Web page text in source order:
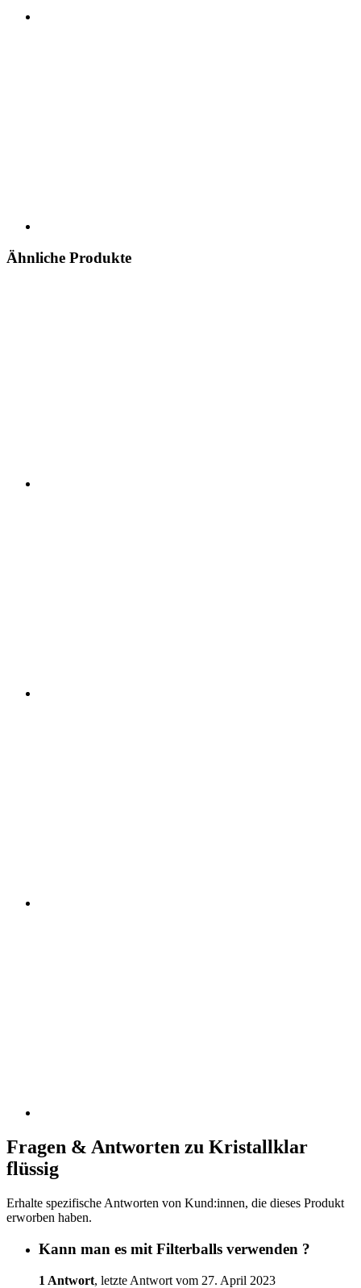
Ähnliche Produkte
Fragen & Antworten zu Kristallklar
flüssig
Erhalte spezifische Antworten von Kund:innen, die dieses Produkt
erworben haben.
Kann man es mit Filterballs verwenden ?
1 Antwort, letzte Antwort vom 27. April 2023